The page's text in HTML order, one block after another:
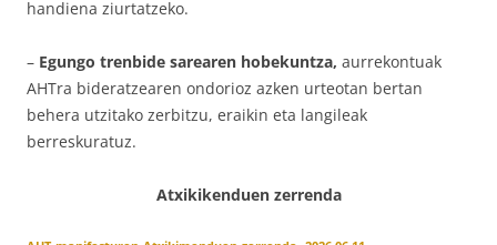
handiena ziurtatzeko.
– Egungo trenbide sarearen hobekuntza, aurrekontuak
AHTra bideratzearen ondorioz azken urteotan bertan
behera utzitako zerbitzu, eraikin eta langileak
berreskuratuz.
Atxikikenduen zerrenda